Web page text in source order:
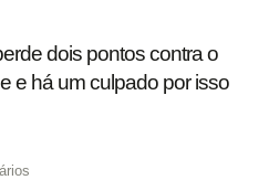
dois pontos contra o
e há um culpado por isso